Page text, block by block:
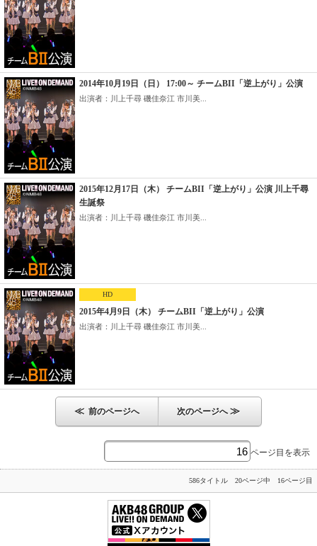
2014年10月19日（日） 17:00～ チームBII「逆上がり」公演
出演者：川上千尋 磯佳奈江 市川美...
2015年12月17日（木） チームBII「逆上がり」公演 川上千尋
生誕祭
出演者：川上千尋 磯佳奈江 市川美...
HD
2015年4月9日（木） チームBII「逆上がり」公演
出演者：川上千尋 磯佳奈江 市川美...
≪ 前のページへ 次のページへ≫
ページ目を表示
586タイトル 20ページ中 16ページ目